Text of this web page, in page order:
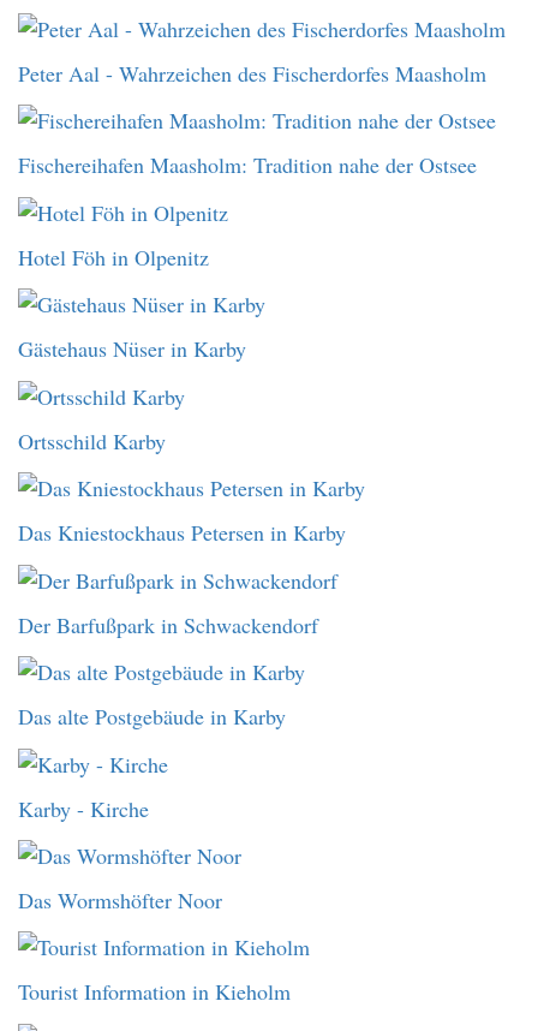
Peter Aal - Wahrzeichen des Fischerdorfes Maasholm
Fischereihafen Maasholm: Tradition nahe der Ostsee
Hotel Föh in Olpenitz
Gästehaus Nüser in Karby
Ortsschild Karby
Das Kniestockhaus Petersen in Karby
Der Barfußpark in Schwackendorf
Das alte Postgebäude in Karby
Karby - Kirche
Das Wormshöfter Noor
Tourist Information in Kieholm